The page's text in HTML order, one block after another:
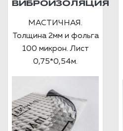
ВИБРОИЗОЛЯЦИЯ
МАСТИЧНАЯ.
Толщина 2мм и фольга
100 микрон. Лист
0,75*0,54м.